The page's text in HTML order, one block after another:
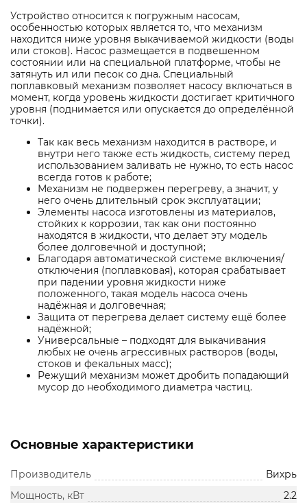
Устройство относится к погружным насосам,
особенностью которых является то, что механизм
находится ниже уровня выкачиваемой жидкости (воды
или стоков). Насос размещается в подвешенном
состоянии или на специальной платформе, чтобы не
затянуть ил или песок со дна. Специальный
поплавковый механизм позволяет насосу включаться в
момент, когда уровень жидкости достигает критичного
уровня (поднимается или опускается до определённой
точки).
Так как весь механизм находится в растворе, и
внутри него также есть жидкость, систему перед
использованием заливать не нужно, то есть насос
всегда готов к работе;
Механизм не подвержен перегреву, а значит, у
него очень длительный срок эксплуатации;
Элементы насоса изготовлены из материалов,
стойких к коррозии, так как они постоянно
находятся в жидкости, что делает эту модель
более долговечной и доступной;
Благодаря автоматической системе включения/
отключения (поплавковая), которая срабатывает
при падении уровня жидкости ниже
положенного, такая модель насоса очень
надёжная и долговечная;
Защита от перегрева делает систему ещё более
надёжной;
Универсальные – подходят для выкачивания
любых не очень агрессивных растворов (воды,
стоков и фекальных масс);
Режущий механизм может дробить попадающий
мусор до необходимого диаметра частиц.
Основные характеристики
Производитель
Вихрь
Мощность, кВт
2.2